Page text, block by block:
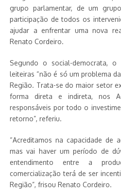
grupo parlamentar, de um
participação de todos os
ajudar a enfrentar uma nova
Renato Cordeiro.
Segundo o social-democrata,
leiteiras “não é só um problema
Região. Trata-se do maior setor
forma direta e indireta, nos
responsáveis por todo o
retorno”, referiu.
“Acreditamos na capacidade de
mas vai haver um período de
entendimento entre a
comercialização terá de ser
Região”, frisou Renato Cordeiro.